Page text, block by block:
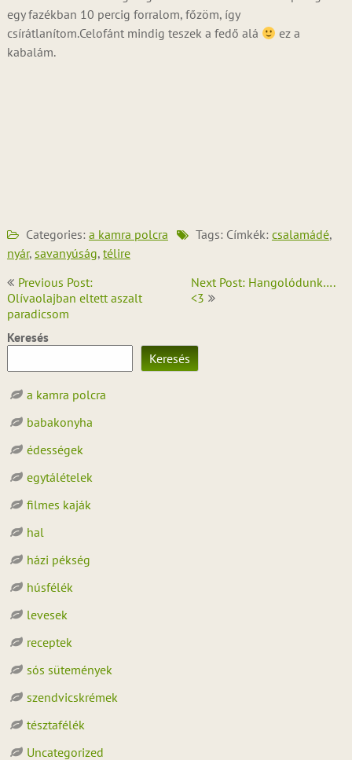
egy fazékban 10 percig forralom, főzöm, így
csírátlanítom.Celofánt mindig teszek a fedő alá
ez a
kabalám.
Categories: a kamra polcra Tags: Címkék: csalamádé,
nyár, savanyúság, télire
Bejegyzés
navigáció
Previous Post:
Olívaolajban eltett aszalt
paradicsom
Next Post: Hangolódunk….
<3
Keresés
Keresés
a kamra polcra
babakonyha
édességek
egytálételek
filmes kaják
hal
házi pékség
húsfélék
levesek
receptek
sós sütemények
szendvicskrémek
tésztafélék
Uncategorized